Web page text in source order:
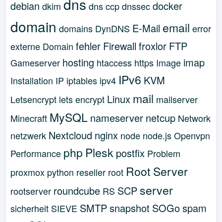
debian dkim dns dns ccpdnssecdocker
domain domains DynDNS E-Mail email error
externe Domain fehler Firewall froxlor FTP
Gameserver hosting htaccess https Image imap
Installation IP iptables ipv4 IPv6 KVM
Letsencrypt lets encrypt Linux mail mailserver
Minecraft MySQL nameserver netcup Network
netzwerk Nextcloud nginx node node.jsOpenvpn
Performance php Plesk postfix Problem
proxmox python reseller root Root Server
rootserver roundcube RS SCPserver
sicherheit SIEVE SMTPsnapshot SOGospam